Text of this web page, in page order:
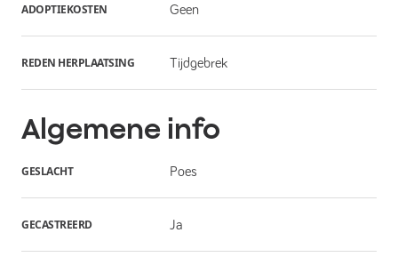
ADOPTIEKOSTEN Geen
REDEN HERPLAATSING Tijdgebrek
Algemene info
GESLACHT Poes
GECASTREERD Ja